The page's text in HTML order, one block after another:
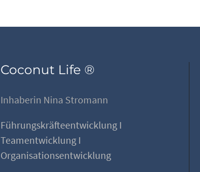
Coconut Life ®
Inhaberin Nina Stromann
Führungskräfteentwicklung I
Teamentwicklung I
Organisationsentwicklung